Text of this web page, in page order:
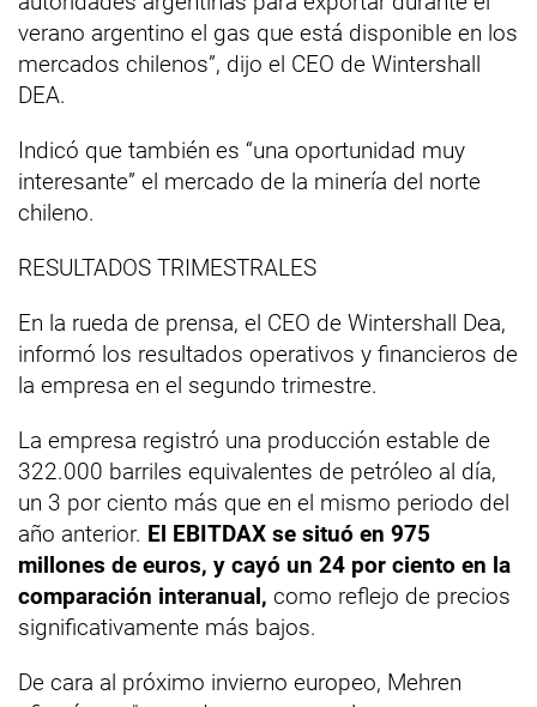
verano argentino el gas que está disponible en los
mercados chilenos”, dijo el CEO de Wintershall
DEA.
Indicó que también es “una oportunidad muy
interesante” el mercado de la minería del norte
chileno.
RESULTADOS TRIMESTRALES
En la rueda de prensa, el CEO de Wintershall Dea,
informó los resultados operativos y financieros de
la empresa en el segundo trimestre.
La empresa registró una producción estable de
322.000 barriles equivalentes de petróleo al día,
un 3 por ciento más que en el mismo periodo del
año anterior. El EBITDAX se situó en 975
millones de euros, y cayó un 24 por ciento en la
comparación interanual, como reflejo de precios
significativamente más bajos.
De cara al próximo invierno europeo, Mehren